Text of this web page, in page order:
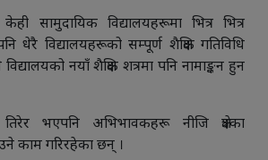
सामुदायिक विद्यालयहरूमा भित्र भित्र
धेरै विद्यालयहरूको सम्पूर्ण शैक्षिक गतिविधि
नयाँ शैक्षिक शत्रमा पनि नामाङ्कन हुन
भएपनि अभिभावकहरू नीजि क्षेत्रका
काम गरिरहेका छन् ।